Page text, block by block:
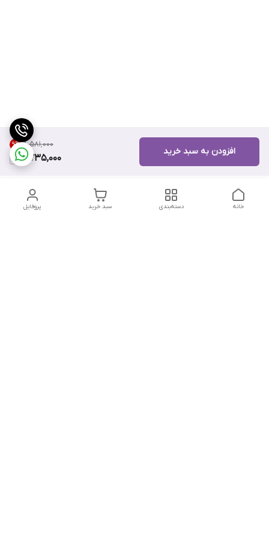
۸٬۵۸۱٬۰۰۰ 9%
7,735,000
افزودن به سبد خرید
پروفایل سبد خرید دسته‌بندی خانه